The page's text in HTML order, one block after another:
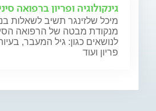
גינקולוגיה ופריון ברפואה
מיכל שלזינגר תשיב לשאלות
מנקודת מבטה של הרפואה
לנושאים כגון: גיל המעבר,
פריון ועוד